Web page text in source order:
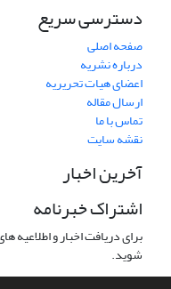
دسترسی سریع
صفحه اصلی
درباره نشریه
اعضای هیات تحریریه
ارسال مقاله
تماس با ما
نقشه سایت
آخرین اخبار
اشتراک خبرنامه
برای دریافت اخبار و
شوید.